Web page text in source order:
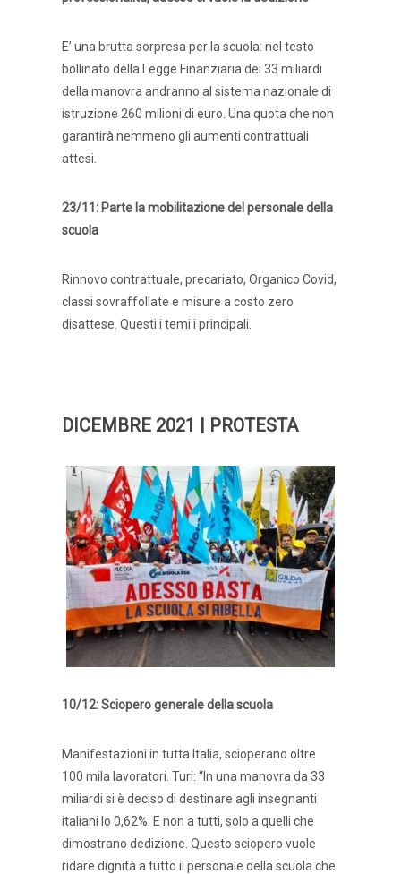
E’ una brutta sorpresa per la scuola: nel testo
bollinato della Legge Finanziaria dei 33 miliardi
della manovra andranno al sistema nazionale di
istruzione 260 milioni di euro. Una quota che non
garantirà nemmeno gli aumenti contrattuali
attesi.
23/11: Parte la mobilitazione del personale della
scuola
Rinnovo contrattuale, precariato, Organico Covid,
classi sovraffollate e misure a costo zero
disattese. Questi i temi i principali.
DICEMBRE 2021 | PROTESTA
10/12: Sciopero generale della scuola
Manifestazioni in tutta Italia, scioperano oltre
100 mila lavoratori. Turi: “In una manovra da 33
miliardi si è deciso di destinare agli insegnanti
italiani lo 0,62%. E non a tutti, solo a quelli che
dimostrano dedizione. Questo sciopero vuole
ridare dignità a tutto il personale della scuola che